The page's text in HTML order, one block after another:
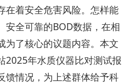
在着安全危害风险。怎样能
安全可靠的BOD数据，在相
为了核心的议题内容。本文
2025年水质仪器比对测试报
馈情况，为上述群体给予科